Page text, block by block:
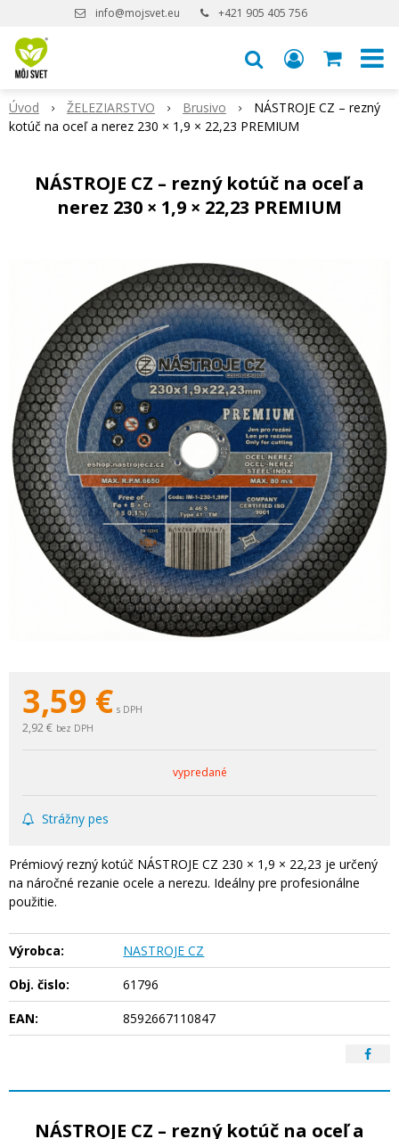
info@mojsvet.eu +421 905 405 756
Úvod ŽELEZIARSTVO Brusivo
NÁSTROJE CZ – rezný
kotúč na oceľ a nerez 230 × 1,9 × 22,23 PREMIUM
NÁSTROJE CZ – rezný kotúč na oceľ a
nerez 230 × 1,9 × 22,23 PREMIUM
3,59 € s DPH
2,92 € bez DPH
vypredané
Strážny pes
Prémiový rezný kotúč NÁSTROJE CZ 230 × 1,9 × 22,23 je určený
na náročné rezanie ocele a nerezu. Ideálny pre profesionálne
použitie.
Výrobca:
NASTROJE CZ
Obj. čislo:
61796
EAN:
8592667110847
NÁSTROJE CZ – rezný kotúč na oceľ a